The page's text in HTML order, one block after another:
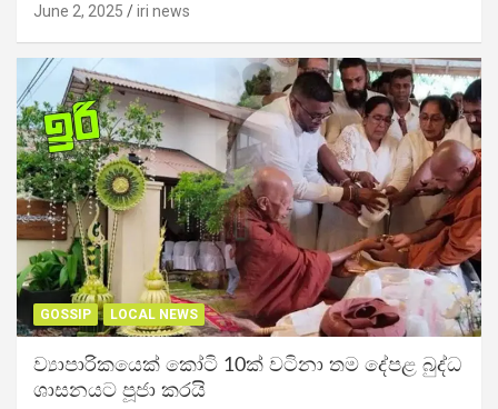
June 2, 2025 iri news
GOSSIP LOCAL NEWS
ව්‍යාපාරිකයෙක් කෝටි 10ක් වටිනා තම දේපළ බුද්ධ
ශාසනයට පූජා කරයි